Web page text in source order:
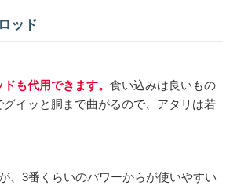
ッド
も代用できます。 食い込みは良いもの
イッと胴まで曲がるので、アタリは若
、3番くらいのパワーからが使いやすい